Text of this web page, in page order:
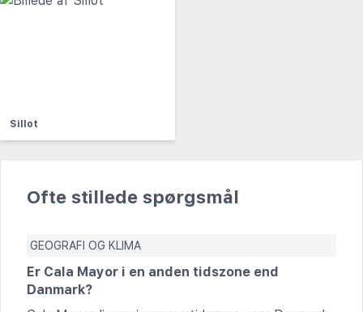
Sillot
Ofte stillede spørgsmål
GEOGRAFI OG KLIMA
Er Cala Mayor i en anden tidszone end
Danmark?